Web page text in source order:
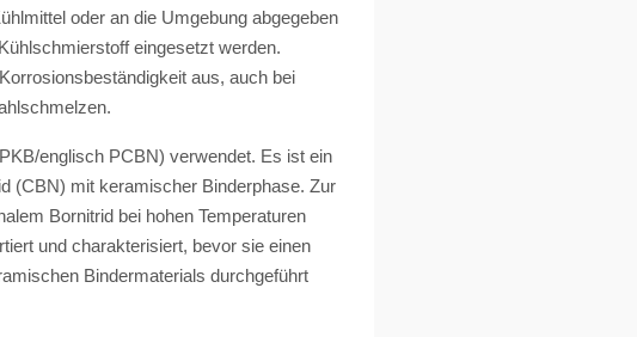
oder an die Umgebung abgegeben
eingesetzt werden.
aus, auch bei
englisch PCBN) verwendet. Es ist ein
(CBN) mit keramischer Binderphase. Zur
Bornitrid bei hohen Temperaturen
und charakterisiert, bevor sie einen
Bindermaterials durchgeführt